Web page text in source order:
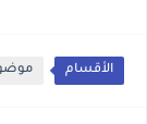
الأقسام